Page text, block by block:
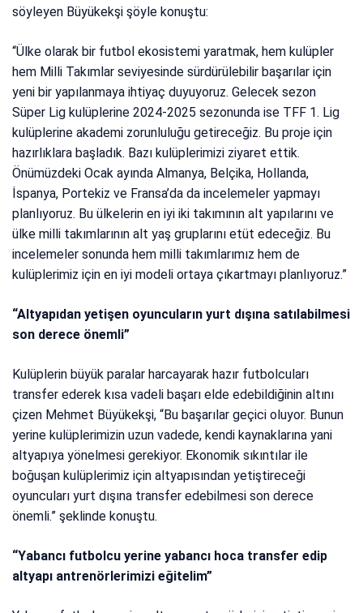
söyleyen Büyükekşi şöyle konuştu:
“Ülke olarak bir futbol ekosistemi yaratmak, hem kulüpler
hem Milli Takımlar seviyesinde sürdürülebilir başarılar için
yeni bir yapılanmaya ihtiyaç duyuyoruz. Gelecek sezon
Süper Lig kulüplerine 2024-2025 sezonunda ise TFF 1. Lig
kulüplerine akademi zorunluluğu getireceğiz. Bu proje için
hazırlıklara başladık. Bazı kulüplerimizi ziyaret ettik.
Önümüzdeki Ocak ayında Almanya, Belçika, Hollanda,
İspanya, Portekiz ve Fransa’da da incelemeler yapmayı
planlıyoruz. Bu ülkelerin en iyi iki takımının alt yapılarını ve
ülke milli takımlarının alt yaş gruplarını etüt edeceğiz. Bu
incelemeler sonunda hem milli takımlarımız hem de
kulüplerimiz için en iyi modeli ortaya çıkartmayı planlıyoruz.”
“Altyapıdan yetişen oyuncuların yurt dışına satılabilmesi
son derece önemli”
Kulüplerin büyük paralar harcayarak hazır futbolcuları
transfer ederek kısa vadeli başarı elde edebildiğinin altını
çizen Mehmet Büyükekşi, “Bu başarılar geçici oluyor. Bunun
yerine kulüplerimizin uzun vadede, kendi kaynaklarına yani
altyapıya yönelmesi gerekiyor. Ekonomik sıkıntılar ile
boğuşan kulüplerimiz için altyapısından yetiştireceği
oyuncuları yurt dışına transfer edebilmesi son derece
önemli.” şeklinde konuştu.
“Yabancı futbolcu yerine yabancı hoca transfer edip
altyapı antrenörlerimizi eğitelim”